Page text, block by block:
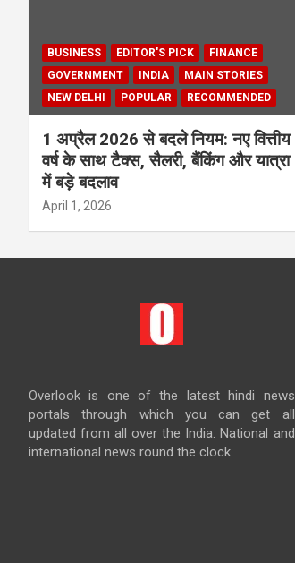
BUSINESS EDITOR'S PICK
FINANCE
GOVERNMENT
INDIA
MAIN STORIES
NEW DELHI
POPULAR RECOMMENDED
1 अप्रैल 2026 से बदले नियम: नए वित्तीय
वर्ष के साथ टैक्स, सैलरी, बैंकिंग और यात्रा
में बड़े बदलाव
April 1, 2026
Overlook is one of the latest hindi news
portals through which you can get all
updated from all over the India. National and
international news round the clock.